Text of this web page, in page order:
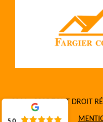
2016 - 2025 TOUT DROIT